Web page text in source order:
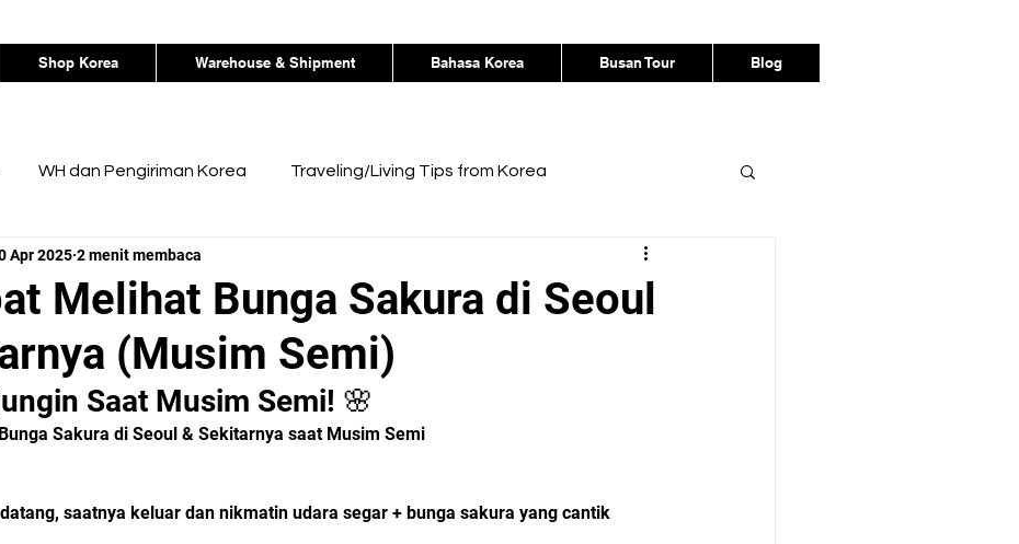
Shop Korea Warehouse & Shipment Bahasa Korea Busan Tour Blog
WH dan Pengiriman Korea Traveling/Living Tips from Korea
Korea
Melihat Bunga Sakura di Seoul
(Musim Semi)
Apr 2025 2 menit membaca
Saat Musim Semi! 🌸
Sakura di Seoul & Sekitarnya saat Musim Semi
saatnya keluar dan nikmatin udara segar + bunga sakura yang cantik